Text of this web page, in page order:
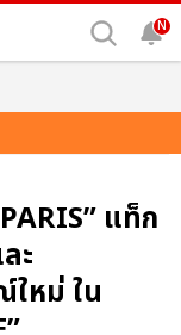
N
แท็ก
ะ
ใหม่ ใน